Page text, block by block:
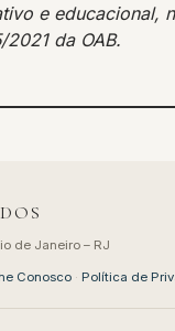
e
da OAB.
de Janeiro – RJ
Conosco · Política de